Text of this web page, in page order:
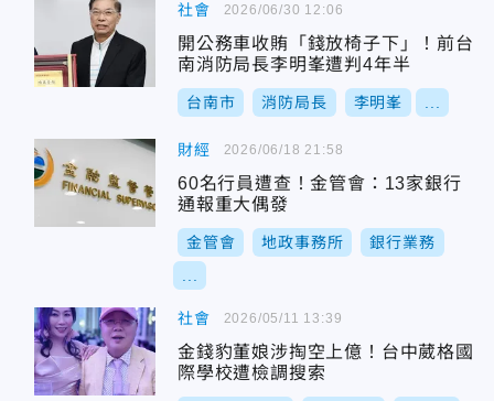
社會
開公務車收賄「錢放椅子下」！前台
南消防局長李明峯遭判4年半
台南市 消防局長 李明峯
2026/06/30 12:06
財經
60名行員遭查！金管會：13家銀行
通報重大偶發
金管會 地政事務所 銀行業務
2026/06/18 21:58
社會
金錢豹董娘涉掏空上億！台中葳格國
際學校遭檢調搜索
2026/05/11 13:39